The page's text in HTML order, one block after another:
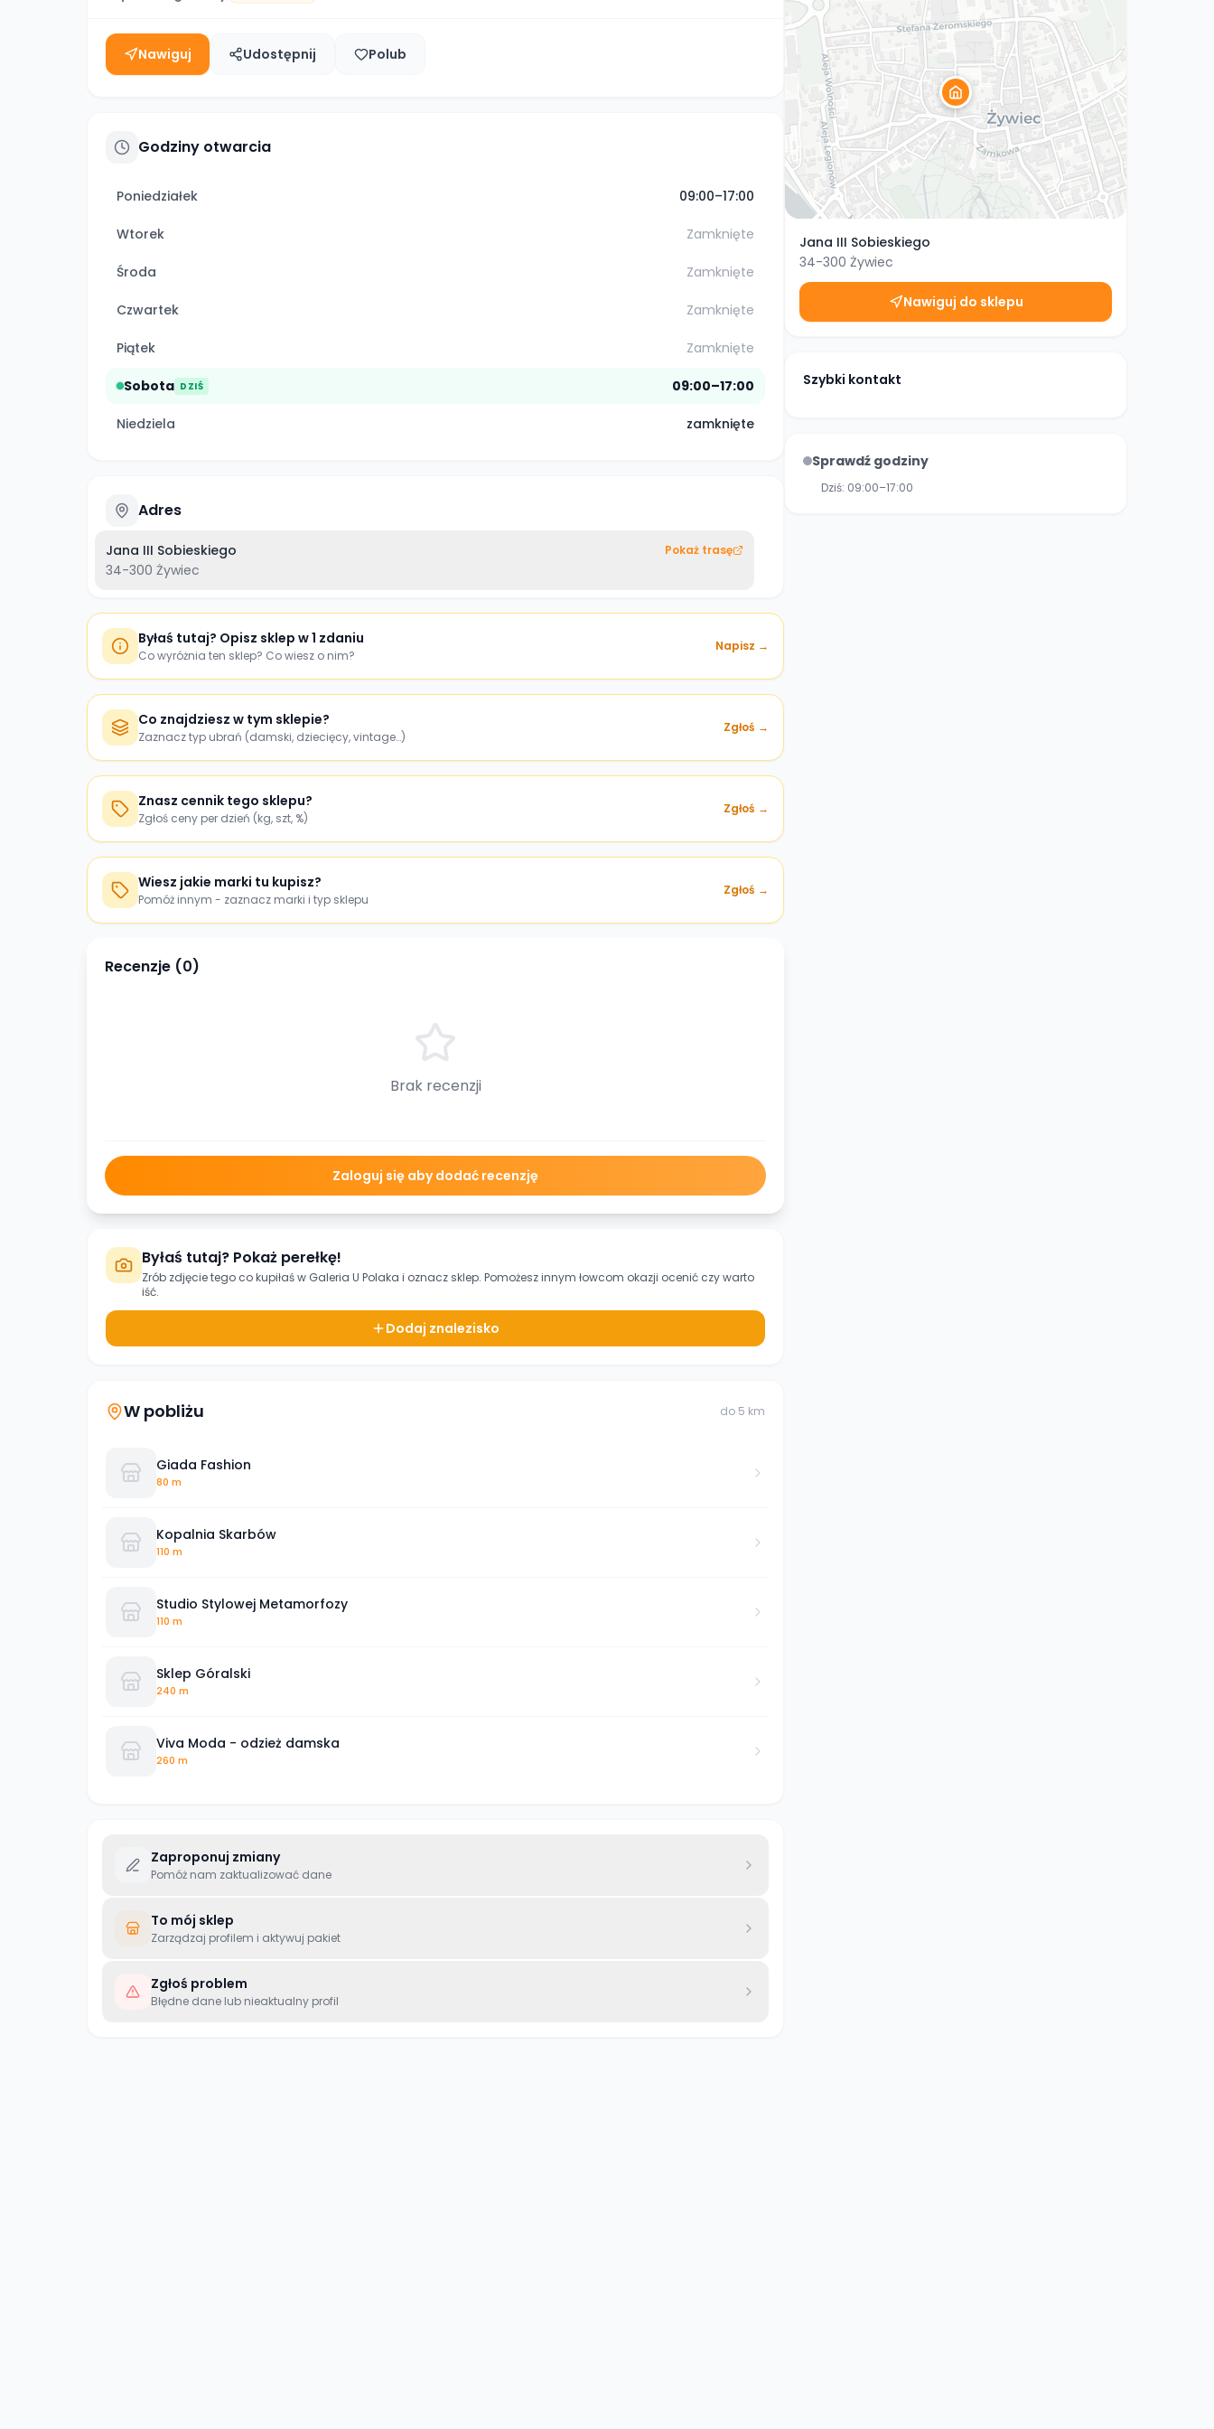
Nawiguj Udostępnij Polub
Godziny otwarcia
Poniedziałek 09:00–17:00
Wtorek Zamknięte
Środa Zamknięte
Czwartek Zamknięte
Piątek Zamknięte
Sobota DZIŚ 09:00–17:00
Niedziela zamknięte
Adres
Jana III Sobieskiego
34-300 Żywiec
Pokaż trasę
Byłaś tutaj? Opisz sklep w 1 zdaniu
Co wyróżnia ten sklep? Co wiesz o nim?
Napisz →
Co znajdziesz w tym sklepie?
Zaznacz typ ubrań (damski, dziecięcy, vintage…)
Zgłoś →
Znasz cennik tego sklepu?
Zgłoś ceny per dzień (kg, szt, %)
Zgłoś →
Wiesz jakie marki tu kupisz?
Pomóż innym - zaznacz marki i typ sklepu
Zgłoś →
Recenzje (0)
Brak recenzji
Zaloguj się aby dodać recenzję
Byłaś tutaj? Pokaż perełkę!
Zrób zdjęcie tego co kupiłaś w Galeria U Polaka i oznacz sklep. Pomożesz innym łowcom okazji ocenić czy warto
iść.
Dodaj znalezisko
W pobliżu do 5 km
Giada Fashion
80 m
Kopalnia Skarbów
110 m
Studio Stylowej Metamorfozy
110 m
Sklep Góralski
240 m
Viva Moda - odzież damska
260 m
Zaproponuj zmiany
Pomóż nam zaktualizować dane
To mój sklep
Zarządzaj profilem i aktywuj pakiet
Zgłoś problem
Błędne dane lub nieaktualny profil
Jana III Sobieskiego
34-300 Żywiec
Nawiguj do sklepu
Szybki kontakt
Sprawdź godziny
Dziś: 09:00–17:00